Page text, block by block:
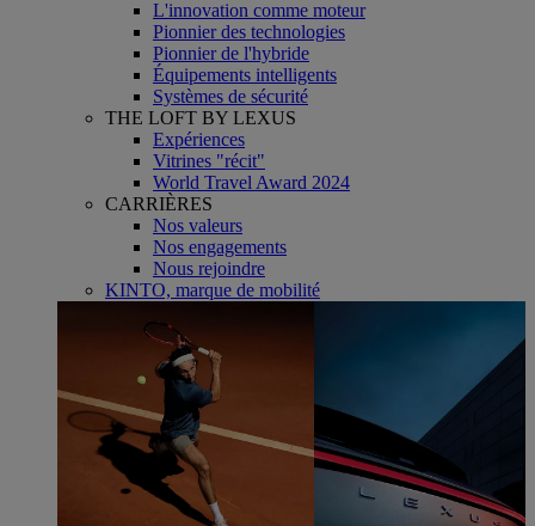
L'innovation comme moteur
Pionnier des technologies
Pionnier de l'hybride
Équipements intelligents
Systèmes de sécurité
THE LOFT BY LEXUS
Expériences
Vitrines "récit"
World Travel Award 2024
CARRIÈRES
Nos valeurs
Nos engagements
Nous rejoindre
KINTO, marque de mobilité